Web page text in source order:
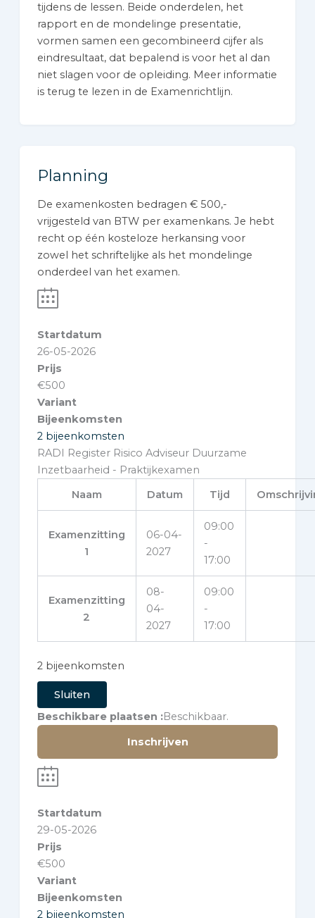
tijdens de lessen. Beide onderdelen, het
rapport en de mondelinge presentatie,
vormen samen een gecombineerd cijfer als
eindresultaat, dat bepalend is voor het al dan
niet slagen voor de opleiding. Meer informatie
is terug te lezen in de Examenrichtlijn.
Planning
De examenkosten bedragen € 500,-
vrijgesteld van BTW per examenkans. Je hebt
recht op één kosteloze herkansing voor
zowel het schriftelijke als het mondelinge
onderdeel van het examen.
Startdatum
26-05-2026
Prijs
€500
Variant
Bijeenkomsten
2 bijeenkomsten
RADI Register Risico Adviseur Duurzame
Inzetbaarheid - Praktijkexamen
Naam
Datum Tijd
Examenzitting
1
06-04-
2027
09:00
-
17:00
Examenzitting
2
08-
04-
2027
09:00
-
17:00
2 bijeenkomsten
Sluiten
Beschikbare plaatsen Beschikbaar.
Inschrijven
Startdatum
29-05-2026
Prijs
€500
Variant
Bijeenkomsten
2 bijeenkomsten